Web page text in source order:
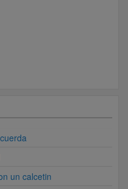
un calcetin